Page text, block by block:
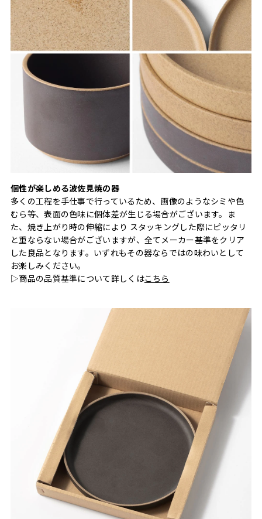
個性が楽しめる波佐見焼の器
多くの工程を手仕事で行っているため、画像のようなシミや色
むら等、表面の色味に個体差が生じる場合がございます。ま
た、焼き上がり時の伸縮により スタッキングした際にピッタリ
と重ならない場合がございますが、全てメーカー基準をクリア
した良品となります。いずれもその器ならではの味わいとして
お楽しみください。
▷商品の品質基準について詳しくはこちら